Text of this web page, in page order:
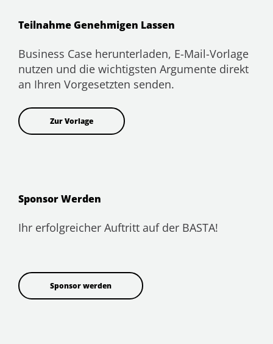
Teilnahme Genehmigen Lassen
Business Case herunterladen, E-Mail-Vorlage
nutzen und die wichtigsten Argumente direkt
an Ihren Vorgesetzten senden.
Zur Vorlage
Sponsor Werden
Ihr erfolgreicher Auftritt auf der BASTA!
Sponsor werden